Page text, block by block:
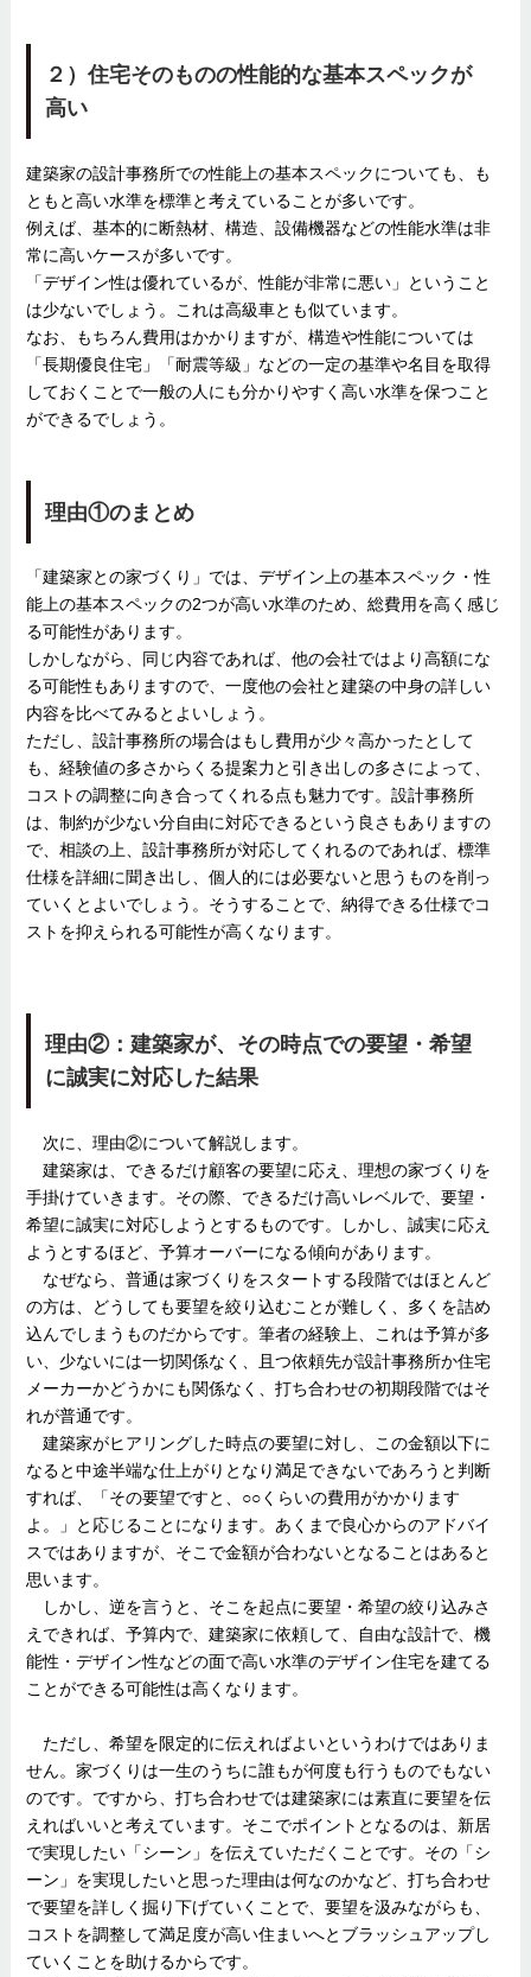
２）住宅そのものの性能的な基本スペックが
高い
建築家の設計事務所での性能上の基本スペックについても、も
ともと高い水準を標準と考えていることが多いです。
例えば、基本的に断熱材、構造、設備機器などの性能水準は非
常に高いケースが多いです。
「デザイン性は優れているが、性能が非常に悪い」ということ
は少ないでしょう。これは高級車とも似ています。
なお、もちろん費用はかかりますが、構造や性能については
「長期優良住宅」「耐震等級」などの一定の基準や名目を取得
しておくことで一般の人にも分かりやすく高い水準を保つこと
ができるでしょう。
理由①のまとめ
「建築家との家づくり」では、デザイン上の基本スペック・性
能上の基本スペックの2つが高い水準のため、総費用を高く感じ
る可能性があります。
しかしながら、同じ内容であれば、他の会社ではより高額にな
る可能性もありますので、一度他の会社と建築の中身の詳しい
内容を比べてみるとよいしょう。
ただし、設計事務所の場合はもし費用が少々高かったとして
も、経験値の多さからくる提案力と引き出しの多さによって、
コストの調整に向き合ってくれる点も魅力です。設計事務所
は、制約が少ない分自由に対応できるという良さもありますの
で、相談の上、設計事務所が対応してくれるのであれば、標準
仕様を詳細に聞き出し、個人的には必要ないと思うものを削っ
ていくとよいでしょう。そうすることで、納得できる仕様でコ
ストを抑えられる可能性が高くなります。
理由②：建築家が、その時点での要望・希望
に誠実に対応した結果
次に、理由②について解説します。
建築家は、できるだけ顧客の要望に応え、理想の家づくりを
手掛けていきます。その際、できるだけ高いレベルで、要望・
希望に誠実に対応しようとするものです。しかし、誠実に応え
ようとするほど、予算オーバーになる傾向があります。
なぜなら、普通は家づくりをスタートする段階ではほとんど
の方は、どうしても要望を絞り込むことが難しく、多くを詰め
込んでしまうものだからです。筆者の経験上、これは予算が多
い、少ないには一切関係なく、且つ依頼先が設計事務所か住宅
メーカーかどうかにも関係なく、打ち合わせの初期段階ではそ
れが普通です。
建築家がヒアリングした時点の要望に対し、この金額以下に
なると中途半端な仕上がりとなり満足できないであろうと判断
すれば、「その要望ですと、○○くらいの費用がかかります
よ。」と応じることになります。あくまで良心からのアドバイ
スではありますが、そこで金額が合わないとなることはあると
思います。
しかし、逆を言うと、そこを起点に要望・希望の絞り込みさ
えできれば、予算内で、建築家に依頼して、自由な設計で、機
能性・デザイン性などの面で高い水準のデザイン住宅を建てる
ことができる可能性は高くなります。
ただし、希望を限定的に伝えればよいというわけではありま
せん。家づくりは一生のうちに誰もが何度も行うものでもない
のです。ですから、打ち合わせでは建築家には素直に要望を伝
えればいいと考えています。そこでポイントとなるのは、新居
で実現したい「シーン」を伝えていただくことです。その「シ
ーン」を実現したいと思った理由は何なのかなど、打ち合わせ
で要望を詳しく掘り下げていくことで、要望を汲みながらも、
コストを調整して満足度が高い住まいへとブラッシュアップし
ていくことを助けるからです。